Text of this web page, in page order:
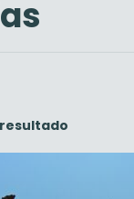
resultado